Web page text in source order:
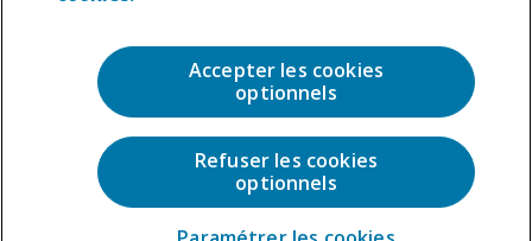
personnelles, veuillez consulter notreCharte de protection des
données personnelles.
Refuser les cookies
optionnels
Accepter les cookies
optionnels